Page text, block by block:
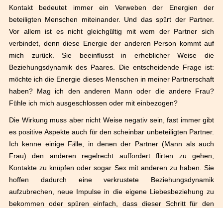
Kontakt bedeutet immer ein Verweben der Energien der
beteiligten Menschen miteinander. Und das spürt der Partner.
Vor allem ist es nicht gleichgültig mit wem der Partner sich
verbindet, denn diese Energie der anderen Person kommt auf
mich zurück. Sie beeinflusst in erheblicher Weise die
Beziehungsdynamik des Paares. Die entscheidende Frage ist:
möchte ich die Energie dieses Menschen in meiner Partnerschaft
haben? Mag ich den anderen Mann oder die andere Frau?
Fühle ich mich ausgeschlossen oder mit einbezogen?
Die Wirkung muss aber nicht Weise negativ sein, fast immer gibt
es positive Aspekte auch für den scheinbar unbeteiligten Partner.
Ich kenne einige Fälle, in denen der Partner (Mann als auch
Frau) den anderen regelrecht auffordert flirten zu gehen,
Kontakte zu knüpfen oder sogar Sex mit anderen zu haben. Sie
hoffen dadurch eine verkrustete Beziehungsdynamik
aufzubrechen, neue Impulse in die eigene Liebesbeziehung zu
bekommen oder spüren einfach, dass dieser Schritt für den